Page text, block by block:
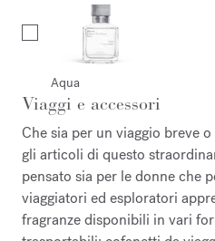
Aqua
Viaggi e accessori
Che sia per un viaggio breve
gli articoli di questo
pensato sia per le donne che
viaggiatori ed esploratori
fragranze disponibili in vari